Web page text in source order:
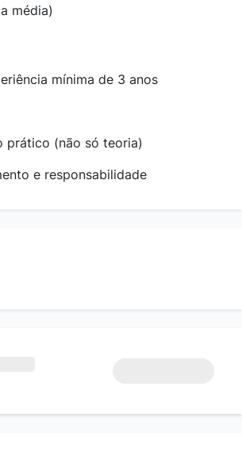
média)
mínima de 3 anos
prático (não só teoria)
e responsabilidade